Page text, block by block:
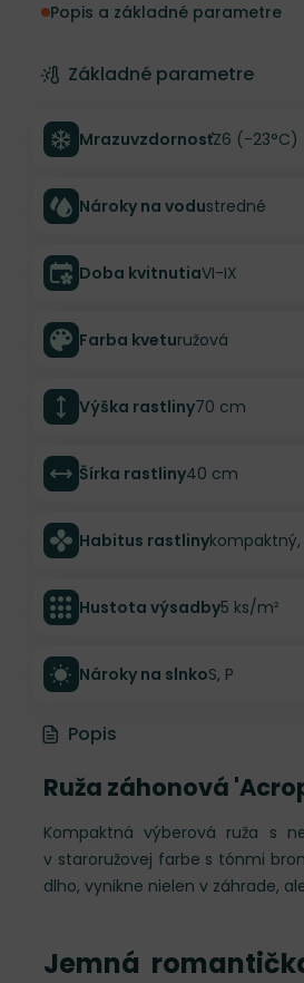
Popis a základné parametre
Základné parametre
MrazuvzdornosťZ6 (-23°C)
Nároky na vodustredné
Doba kvitnutiaVI-IX
Farba kveturužová
Výška rastliny70 cm
Šírka rastliny40 cm
Habitus rastliny
Hustota výsadby5 ks/m²
Nároky na slnkoS, P
Popis
Ruža záhonová
Kompaktná výberová ruža s
v staroružovej farbe s tónmi
dlho, vynikne nielen v záhrade,
Jemná